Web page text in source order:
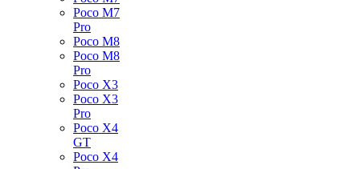
Poco M7
Pro
Poco M8
Poco M8
Pro
Poco X3
Poco X3
Pro
Poco X4
GT
Poco X4